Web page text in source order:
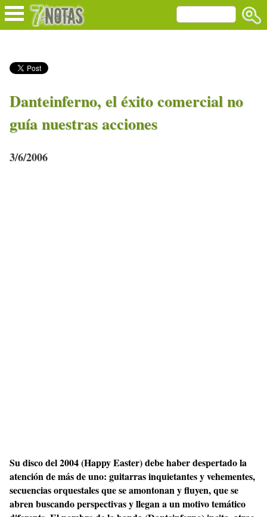
Danteinferno, el éxito comercial no
guía nuestras acciones
3/6/2006
Su disco del 2004 (Happy Easter) debe haber despertado la
atención de más de uno: guitarras inquietantes y vehementes,
secuencias orquestales que se amontonan y fluyen, que se
abren buscando perspectivas y llegan a un motivo temático